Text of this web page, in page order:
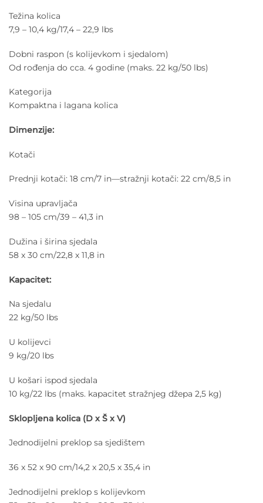
Težina kolica
7,9 – 10,4 kg/17,4 – 22,9 lbs
Dobni raspon (s kolijevkom i sjedalom)
Od rođenja do cca. 4 godine (maks. 22 kg/50 lbs)
Kategorija
Kompaktna i lagana kolica
Dimenzije:
Kotači
Prednji kotači: 18 cm/7 in—stražnji kotači: 22 cm/8,5 in
Visina upravljača
98 – 105 cm/39 – 41,3 in
Dužina i širina sjedala
58 x 30 cm/22,8 x 11,8 in
Kapacitet:
Na sjedalu
22 kg/50 lbs
U kolijevci
9 kg/20 lbs
U košari ispod sjedala
10 kg/22 lbs (maks. kapacitet stražnjeg džepa 2,5 kg)
Sklopljena kolica (D x Š x V)
Jednodijelni preklop sa sjedištem
36 x 52 x 90 cm/14,2 x 20,5 x 35,4 in
Jednodijelni preklop s kolijevkom